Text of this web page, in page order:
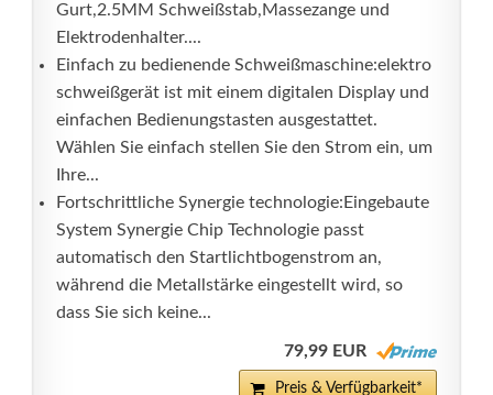
Gurt,2.5MM Schweißstab,Massezange und
Elektrodenhalter....
Einfach zu bedienende Schweißmaschine:elektro
schweißgerät ist mit einem digitalen Display und
einfachen Bedienungstasten ausgestattet.
Wählen Sie einfach stellen Sie den Strom ein, um
Ihre...
Fortschrittliche Synergie technologie:Eingebaute
System Synergie Chip Technologie passt
automatisch den Startlichtbogenstrom an,
während die Metallstärke eingestellt wird, so
dass Sie sich keine...
79,99 EUR
Preis & Verfügbarkeit*